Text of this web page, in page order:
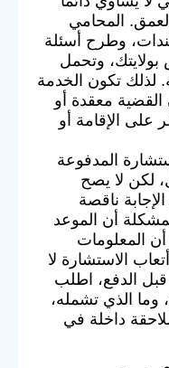
المحامي
وطرح أسئلة
وتحمل
لذلك تكون الخدمة
القضية معقدة أو
على الإقامة أو
المدفوعة
لكن لا يصح
ناقصة
أن الموعد
المعلومات
الاستشارة لا
قبل الدفع، اطلب
وما الذي تشمله،
داخلة في